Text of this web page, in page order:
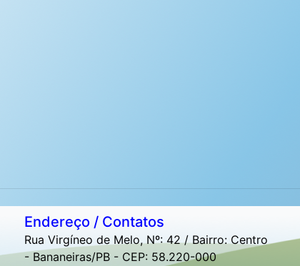
Endereço / Contatos
Rua Virgíneo de Melo, Nº: 42 / Bairro: Centro
- Bananeiras/PB - CEP: 58.220-000